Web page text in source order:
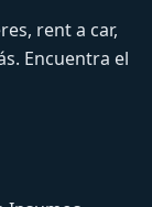
rent a car,
Encuentra el